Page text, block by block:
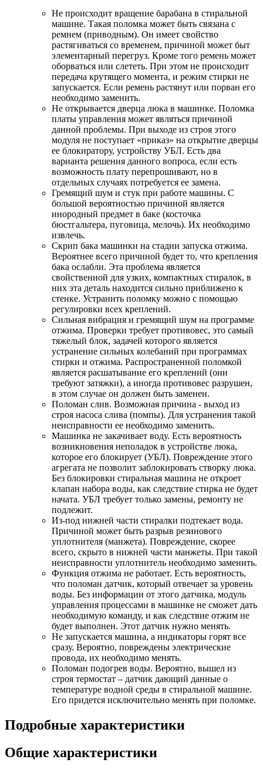
Не происходит вращение барабана в стиральной
машине. Такая поломка может быть связана с
ремнем (приводным). Он имеет свойство
растягиваться со временем, причиной может быт
элементарный перегруз. Кроме того ремень может
оборваться или слететь. При этом не происходит
передача крутящего момента, и режим стирки не
запускается. Если ремень растянут или порван его
необходимо заменить.
Не открывается дверца люка в машинке. Поломка
платы управления может являться причиной
данной проблемы. При выходе из строя этого
модуля не поступает «приказ» на открытие дверцы
ее блокиратору, устройству УБЛ. Есть два
варианта решения данного вопроса, если есть
возможность плату перепрошивают, но в
отдельных случаях потребуется ее замена.
Гремящий шум и стук при работе машины. С
большой вероятностью причиной является
инородный предмет в баке (косточка
бюстгальтера, пуговица, мелочь). Их необходимо
извлечь.
Скрип бака машинки на стадии запуска отжима.
Вероятнее всего причиной будет то, что крепления
бака ослабли. Эта проблема является
свойственной для узких, компактных стиралок, в
них эта деталь находится сильно приближено к
стенке. Устранить поломку можно с помощью
регулировки всех креплений.
Сильная вибрация и гремящий шум на программе
отжима. Проверки требует противовес, это самый
тяжелый блок, задачей которого является
устранение сильных колебаний при программах
стирки и отжима. Распространенной поломкой
является расшатывание его креплений (они
требуют затяжки), а иногда противовес разрушен,
в этом случае он должен быть заменен.
Поломан слив. Возможная причина - выход из
строя насоса слива (помпы). Для устранения такой
неисправности ее необходимо заменить.
Машинка не закачивает воду. Есть вероятность
возникновения неполадок в устройстве люка,
которое его блокирует (УБЛ). Повреждение этого
агрегата не позволит заблокировать створку люка.
Без блокировки стиральная машина не откроет
клапан набора воды, как следствие стирка не будет
начата. УБЛ требует только замены, ремонту не
подлежит.
Из-под нижней части стиралки подтекает вода.
Причиной может быть разрыв резинового
уплотнителя (манжета). Повреждение, скорее
всего, скрыто в нижней части манжеты. При такой
неисправности уплотнитель необходимо заменить.
Функция отжима не работает. Есть вероятность,
что поломан датчик, который отвечает за уровень
воды. Без информации от этого датчика, модуль
управления процессами в машинке не сможет дать
необходимую команду, и как следствие отжим не
будет выполнен. Этот датчик нужно менять.
Не запускается машина, а индикаторы горят все
сразу. Вероятно, повреждены электрические
провода, их необходимо менять.
Поломан подогрев воды. Вероятно, вышел из
строя термостат – датчик дающий данные о
температуре водной среды в стиральной машине.
Его придется исключительно менять при поломке.
Подробные характеристики
Общие характеристики